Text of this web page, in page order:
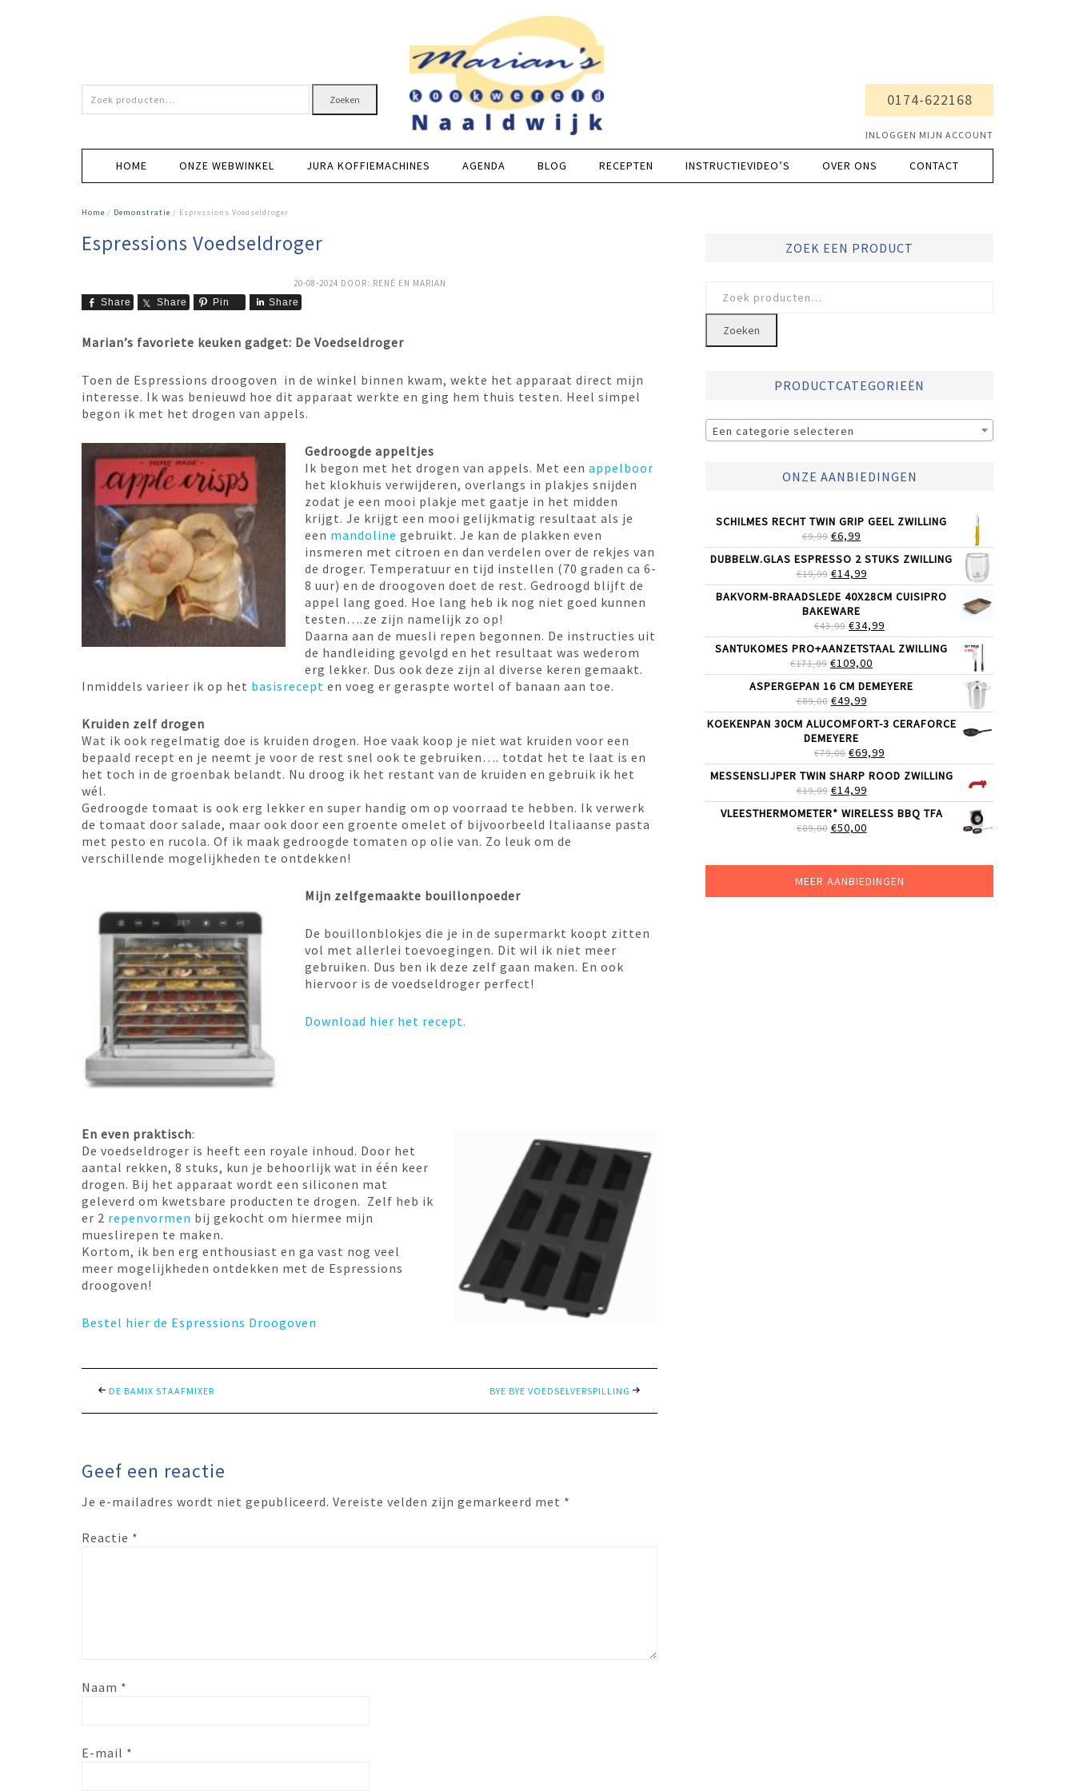
Zoeken
naar:
Zoeken 0174-622168
INLOGGEN MIJN ACCOUNT
HOME ONZE WEBWINKEL JURA KOFFIEMACHINES AGENDA BLOG RECEPTEN INSTRUCTIEVIDEO’S OVER ONS CONTACT
Home / Demonstratie / Espressions Voedseldroger
Espressions Voedseldroger
20-08-2024 DOOR: RENÉ EN MARIAN
Share
Share Pin Share
Marian’s favoriete keuken gadget: De Voedseldroger
Toen de Espressions droogoven in de winkel binnen kwam, wekte het apparaat direct mijn
interesse. Ik was benieuwd hoe dit apparaat werkte en ging hem thuis testen. Heel simpel
begon ik met het drogen van appels.
Gedroogde appeltjes
Ik begon met het drogen van appels. Met een appelboor
het klokhuis verwijderen, overlangs in plakjes snijden
zodat je een mooi plakje met gaatje in het midden
krijgt. Je krijgt een mooi gelijkmatig resultaat als je
een mandoline gebruikt. Je kan de plakken even
insmeren met citroen en dan verdelen over de rekjes van
de droger. Temperatuur en tijd instellen (70 graden ca 6-
8 uur) en de droogoven doet de rest. Gedroogd blijft de
appel lang goed. Hoe lang heb ik nog niet goed kunnen
testen….ze zijn namelijk zo op!
Daarna aan de muesli repen begonnen. De instructies uit
de handleiding gevolgd en het resultaat was wederom
erg lekker. Dus ook deze zijn al diverse keren gemaakt.
Inmiddels varieer ik op het basisrecept en voeg er geraspte wortel of banaan aan toe.
Kruiden zelf drogen
Wat ik ook regelmatig doe is kruiden drogen. Hoe vaak koop je niet wat kruiden voor een
bepaald recept en je neemt je voor de rest snel ook te gebruiken…. totdat het te laat is en
het toch in de groenbak belandt. Nu droog ik het restant van de kruiden en gebruik ik het
wél.
Gedroogde tomaat is ook erg lekker en super handig om op voorraad te hebben. Ik verwerk
de tomaat door salade, maar ook door een groente omelet of bijvoorbeeld Italiaanse pasta
met pesto en rucola. Of ik maak gedroogde tomaten op olie van. Zo leuk om de
verschillende mogelijkheden te ontdekken!
Mijn zelfgemaakte bouillonpoeder
De bouillonblokjes die je in de supermarkt koopt zitten
vol met allerlei toevoegingen. Dit wil ik niet meer
gebruiken. Dus ben ik deze zelf gaan maken. En ook
hiervoor is de voedseldroger perfect!
Download hier het recept.
En even praktisch:
De voedseldroger is heeft een royale inhoud. Door het
aantal rekken, 8 stuks, kun je behoorlijk wat in één keer
drogen. Bij het apparaat wordt een siliconen mat
geleverd om kwetsbare producten te drogen. Zelf heb ik
er 2 repenvormen bij gekocht om hiermee mijn
mueslirepen te maken.
Kortom, ik ben erg enthousiast en ga vast nog veel
meer mogelijkheden ontdekken met de Espressions
droogoven!
Bestel hier de Espressions Droogoven
DE BAMIX STAAFMIXER BYE BYE VOEDSELVERSPILLING
Geef een reactie
Je e-mailadres wordt niet gepubliceerd. Vereiste velden zijn gemarkeerd met *
Reactie *
Naam *
E-mail *
ZOEK EEN PRODUCT
naar:
Zoeken
PRODUCTCATEGORIEËN
Een categorie selecteren
ONZE AANBIEDINGEN
SCHILMES RECHT TWIN GRIP GEEL ZWILLING
€9,99 OORSPRONKELIJKE
PRIJS
WAS:
€9,99.
€6,99
PRIJS
IS:
€6,99.
DUBBELW.GLAS ESPRESSO 2 STUKS ZWILLING
€19,99 OORSPRONKELIJKE
PRIJS
WAS:
€19,99.
€14,99HUIDIGE
PRIJS
IS:
BAKVORM-BRAADSLEDE 40X28CM CUISIPRO
BAKEWARE
€43,99 OORSPRONKELIJKE
PRIJS
WAS:
€43,99.
€34,99
PRIJS
IS:
SANTUKOMES PRO+AANZETSTAAL ZWILLING
€171,99 OORSPRONKELIJKE
PRIJS
WAS:
€171,99.
€109,00
PRIJS
IS:
ASPERGEPAN 16 CM DEMEYERE
€89,00 OORSPRONKELIJKE
PRIJS
WAS:
€89,00.
€49,99HUIDIGE
PRIJS
IS:
KOEKENPAN 30CM ALUCOMFORT-3 CERAFORCE
DEMEYERE
€79,00 OORSPRONKELIJKE
PRIJS
WAS:
€79,00.
€69,99
PRIJS
IS:
MESSENSLIJPER TWIN SHARP ROOD ZWILLING
€19,99 OORSPRONKELIJKE
PRIJS
WAS:
€19,99.
€14,99HUIDIGE
PRIJS
IS:
€14,99.
VLEESTHERMOMETER* WIRELESS BBQ TFA
€89,00 OORSPRONKELIJKE
€89,00.
€50,00HUIDIGE
€50,00.
MEER AANBIEDINGEN